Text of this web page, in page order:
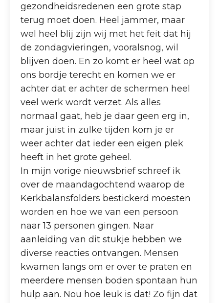
gezondheidsredenen een grote stap
terug moet doen. Heel jammer, maar
wel heel blij zijn wij met het feit dat hij
de zondagvieringen, vooralsnog, wil
blijven doen. En zo komt er heel wat op
ons bordje terecht en komen we er
achter dat er achter de schermen heel
veel werk wordt verzet. Als alles
normaal gaat, heb je daar geen erg in,
maar juist in zulke tijden kom je er
weer achter dat ieder een eigen plek
heeft in het grote geheel.
In mijn vorige nieuwsbrief schreef ik
over de maandagochtend waarop de
Kerkbalansfolders bestickerd moesten
worden en hoe we van een persoon
naar 13 personen gingen. Naar
aanleiding van dit stukje hebben we
diverse reacties ontvangen. Mensen
kwamen langs om er over te praten en
meerdere mensen boden spontaan hun
hulp aan. Nou hoe leuk is dat! Zo fijn dat